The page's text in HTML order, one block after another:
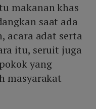
makanan khas
saat ada
acara adat serta
itu, seruit juga
yang
masyarakat